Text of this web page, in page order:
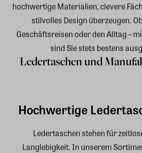
hochwertige Materialien, clevere
stilvolles Design überzeugen.
Geschäftsreisen oder den Alltag –
sind Sie stets bestens
Ledertaschen und
Hochwertige
Ledertaschen stehen für
Langlebigkeit. In unserem